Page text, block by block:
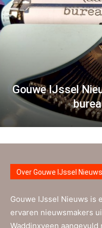
Gouwe IJssel
Over Gouwe IJssel Nieuws
Gouwe IJssel Nieuws is
ervaren nieuwsmakers
Waddinxveen